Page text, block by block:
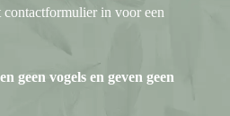
in voor een
geen vogels en geven geen